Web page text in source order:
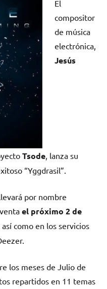
El
compositor
de música
electrónica,
Jesús
Tsode , lanza su
“Yggdrasil”.
por nombre
el próximo 2 de
como en los servicios
los meses de Julio de
repartidos en 11 temas